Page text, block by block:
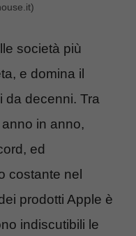
società più
e domina il
da decenni. Tra
anno in anno,
ed
costante nel
prodotti Apple è
indiscutibili le